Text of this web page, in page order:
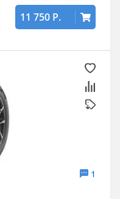
11 750 Р.
1